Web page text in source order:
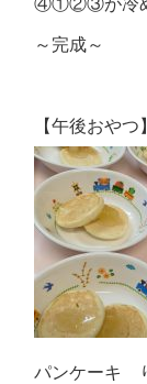
④①②③が冷め
～完成～
【午後おやつ】
パンケーキ